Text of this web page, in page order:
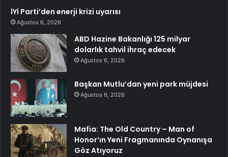
İYİ Parti’den enerji krizi uyarısı
Ağustos 6, 2026
ABD Hazine Bakanlığı 125 milyar
dolarlık tahvil ihraç edecek
Ağustos 6, 2026
Başkan Mutlu’dan yeni park müjdesi
Ağustos 6, 2026
Mafia: The Old Country – Man of
Honor’ın Yeni Fragmanında Oynanışa
Göz Atıyoruz